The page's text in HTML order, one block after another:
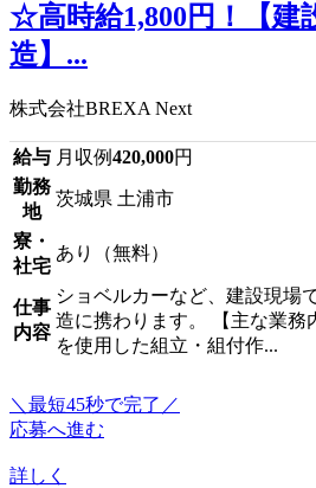
☆高時給1,800円！【建
造】...
株式会社BREXA Next
給与 月収例420,000円
勤務
地
茨城県 土浦市
寮・
社宅
あり（無料）
仕事
内容
ショベルカーなど、建設現場
造に携わります。 【主な業務
を使用した組立・組付作...
＼最短45秒で完了／
応募へ進む
詳しく